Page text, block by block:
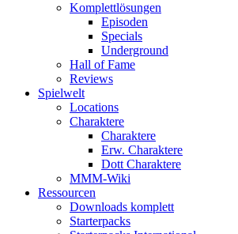
Komplettlösungen
Episoden
Specials
Underground
Hall of Fame
Reviews
Spielwelt
Locations
Charaktere
Charaktere
Erw. Charaktere
Dott Charaktere
MMM-Wiki
Ressourcen
Downloads komplett
Starterpacks